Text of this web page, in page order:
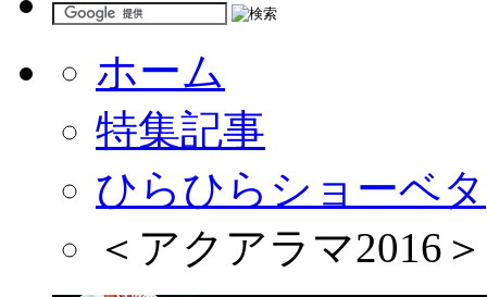
ホーム
特集記事
ひらひらショーベタ
＜アクアラマ2016